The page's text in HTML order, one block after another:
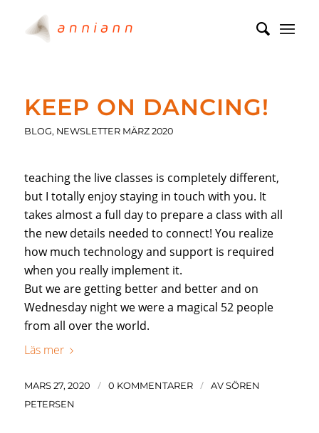
KEEP ON DANCING!
BLOG, NEWSLETTER MÄRZ 2020
teaching the live classes is completely different,
but I totally enjoy staying in touch with you. It
takes almost a full day to prepare a class with all
the new details needed to connect! You realize
how much technology and support is required
when you really implement it.
But we are getting better and better and on
Wednesday night we were a magical 52 people
from all over the world.
Läs mer
MARS 27, 2020 / 0 KOMMENTARER / AVSÖREN
PETERSEN